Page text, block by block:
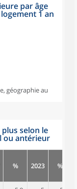
par âge
1 an
géographie au
plus selon le
ou antérieur
% 2023 %